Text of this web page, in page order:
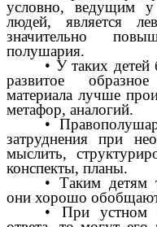
условно, ведущим
людей, является
значительно
полушария.
• У таких
развитое
материала лучше
метафор, аналогий.
•
затруднения при
мыслить,
конспекты, планы.
• Таким детям
они хорошо
• При устном